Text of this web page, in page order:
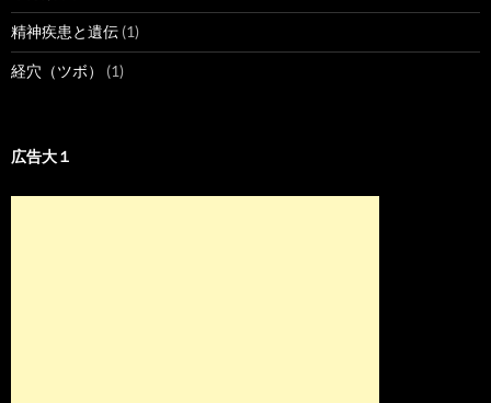
精神疾患と遺伝 (1)
経穴（ツボ） (1)
広告大１